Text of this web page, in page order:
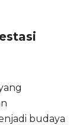
budaya